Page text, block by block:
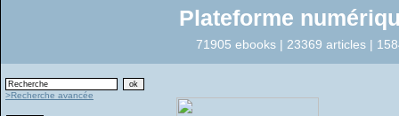
Plateforme
71905 ebooks | 23369 articles |
>Recherche avancée